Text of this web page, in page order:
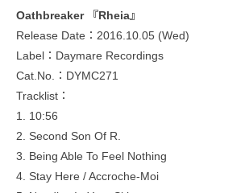
Oathbreaker 『Rheia』
Release Date：2016.10.05 (Wed)
Label：Daymare Recordings
Cat.No.：DYMC271
Tracklist：
1. 10:56
2. Second Son Of R.
3. Being Able To Feel Nothing
4. Stay Here / Accroche-Moi